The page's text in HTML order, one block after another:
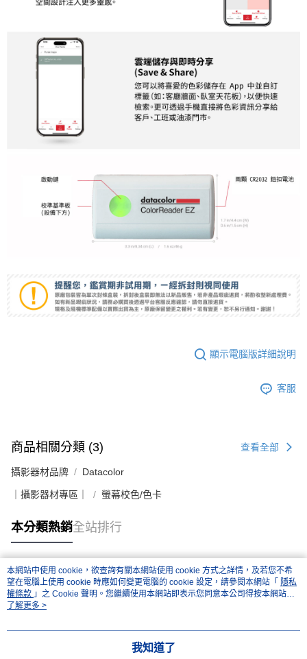
顯示電腦版詳細說明
客服
商品相關分類 (3) 查看全部
攝影器材品牌 Datacolor
｜攝影器材專區｜ 螢幕校色/色卡
本分類熱銷全站排行
熱門標籤
本網站中使用 cookie，欲查詢有關本網站使用 cookie 方式之詳情，及若您不希
望在電腦上使用 cookie 時應如何變更電腦的 cookie 設定，請參閱本網站「 隱私
權條款 」之 Cookie 聲明。您繼續使用本網站即表示您同意本公司得按本網站使
用條款之 Cookie 聲明使用 cookie。
了解更多 >
我知道了